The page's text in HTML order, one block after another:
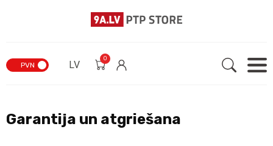
PVN LV
0
Garantija un atgriešana